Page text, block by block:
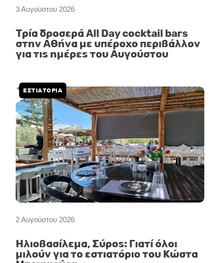
3 Αυγούστου 2026
Τρία δροσερά All Day cocktail bars
στην Αθήνα με υπέροχο περιβάλλον
για τις ημέρες του Αυγούστου
2 Αυγούστου 2026
ΕΣΤΙΑΤΟΡΙΑ
Ηλιοβασίλεμα, Σύρος: Γιατί όλοι
μιλούν για το εστιατόριο του Κώστα